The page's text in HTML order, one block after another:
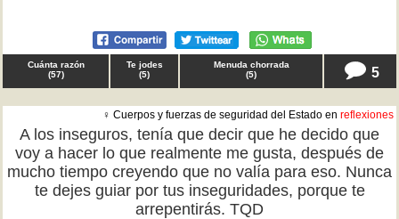
Cuánta razón
(57)
Te jodes
(5)
Menuda chorrada
(5) 5
♀ Cuerpos y fuerzas de seguridad del Estado en reflexiones
A los inseguros, tenía que decir que he decido que
voy a hacer lo que realmente me gusta, después de
mucho tiempo creyendo que no valía para eso. Nunca
te dejes guiar por tus inseguridades, porque te
arrepentirás. TQD